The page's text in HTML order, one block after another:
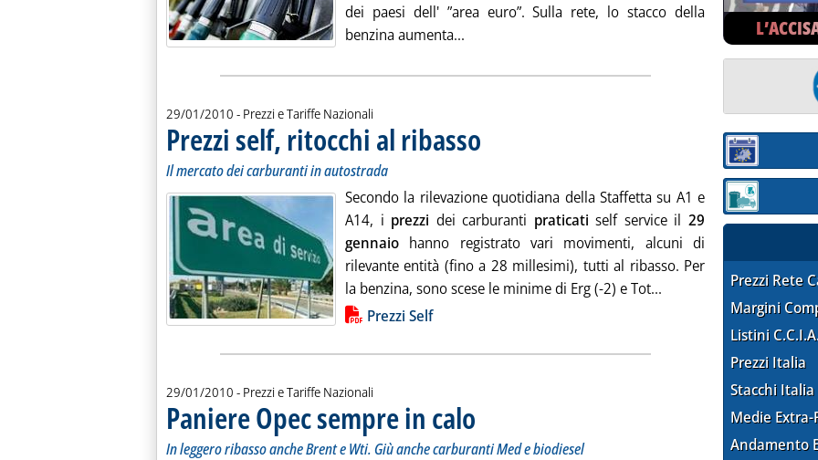
dei paesi dell' ”area euro”. Sulla rete, lo stacco della
benzina aumenta... Leggi tutta la notizia: '“Stacchi Italia”: cresce la
29/01/2010 - Prezzi e Tariffe Nazionali
Prezzi self, ritocchi al ribasso
Il mercato dei carburanti in autostrada
Secondo la rilevazione quotidiana della Staffetta su A1 e
A14, i prezzi dei carburanti praticati self service il29
gennaio hanno registrato vari movimenti, alcuni di
rilevante entità (fino a 28 millesimi), tutti al ribasso. Per
la benzina, sono scese le minime di Erg (-2) e Tot... Leggi tutta la notizia:
Lista allegati PDF alla notizia
Prezzi Self
29/01/2010 - Prezzi e Tariffe Nazionali
Paniere Opec sempre in calo . Sottotitolo: In leggero ribasso anche Brent e Wti. Giù anche carburanti Med e
In leggero ribasso anche Brent e Wti. Giù anche carburanti Med e biodiesel
Sezione:
Sezione:
Prezzi Rete
Margini
Listini
Prezzi Italia
Stacchi Italia
Medie Extra-
Andamento